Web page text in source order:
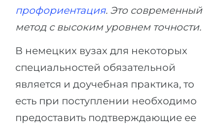
профориентация. Это современный
метод с высоким уровнем точности.
В немецких вузах для некоторых
специальностей обязательной
является и доучебная практика, то
есть при поступлении необходимо
предоставить подтверждающие ее